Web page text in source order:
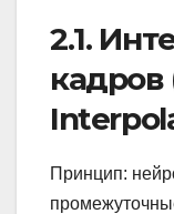
2.1.
кадров
Принцип: